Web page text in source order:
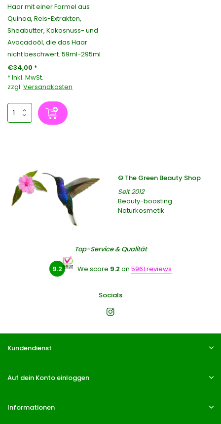
Haar mit einer Formel aus
Quinoa, Reis-Extrakten,
Sheabutter, Kokosnuss- und
Avocadoöl, die das Haar
nicht beschwert. 59ml-295ml
€34,00 *
* Inkl. MwSt.
zzgl. Versandkosten
© The Green Beauty Shop
Seit 2012
Beauty-boosting
Naturkosmetik
Top-Service & Qualität
9.2 We score 9.2 on 5961 reviews
Socials
Kundendienst
Auf dein Konto einloggen
Informationen